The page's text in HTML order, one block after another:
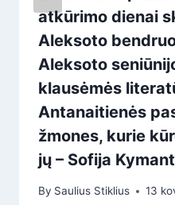
atkūrimo dienai
Aleksoto
Aleksoto
klausėmės
Antanaitienės
žmones, kurie
jų – Sofija
By Saulius Stiklius 13